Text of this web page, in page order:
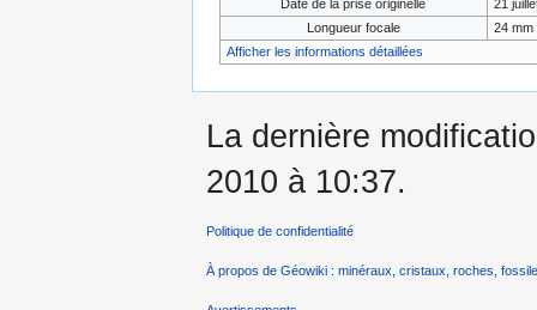
Date de la prise originelle
21
Longueur focale
24 mm
Afficher les informations détaillées
La dernière
2010 à 10:37.
Politique de confidentialité
À propos de Géowiki : minéraux, cristaux, roches,